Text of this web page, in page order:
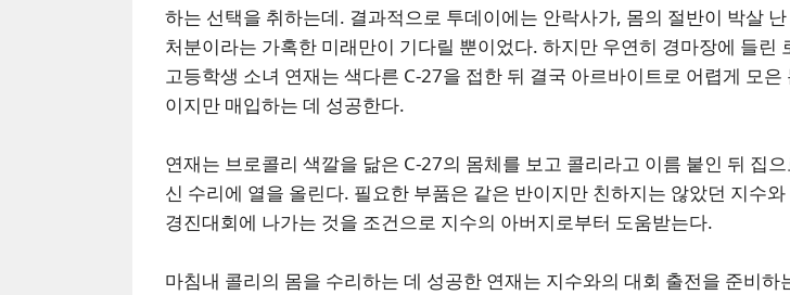
하는 선택을 취하는데. 결과적으로 투데이에는 안락사가, 몸의 절반이 박살
처분이라는 가혹한 미래만이 기다릴 뿐이었다. 하지만 우연히 경마장에 들린
고등학생 소녀 연재는 색다른 C-27을 접한 뒤 결국 아르바이트로 어렵게 모은
이지만 매입하는 데 성공한다.
연재는 브로콜리 색깔을 닮은 C-27의 몸체를 보고 콜리라고 이름 붙인 뒤 집
신 수리에 열을 올린다. 필요한 부품은 같은 반이지만 친하지는 않았던 지수
경진대회에 나가는 것을 조건으로 지수의 아버지로부터 도움받는다.
마침내 콜리의 몸을 수리하는 데 성공한 연재는 지수와의 대회 출전을 준비하